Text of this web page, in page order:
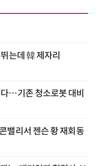
는데 韓 제자리
…기존 청소로봇 대비
밸리서 젠슨 황 재회동